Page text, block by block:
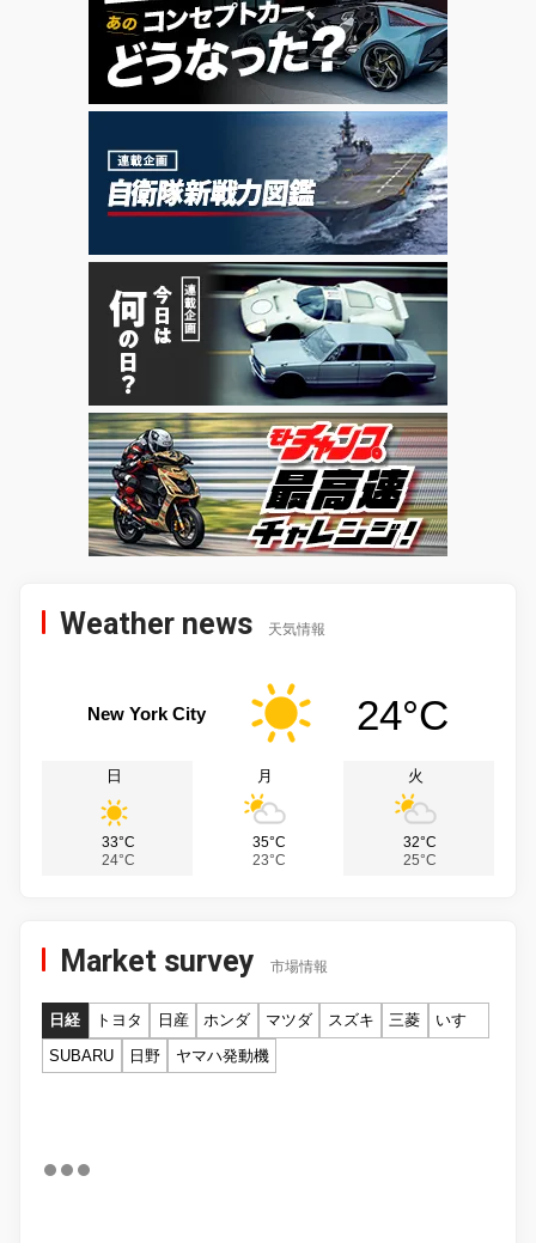
Weather news 天気情報
New York City 24°C
日
33°C
24°C
月
35°C
23°C
火
32°C
25°C
Market survey 市場情報
日経 トヨタ 日産 ホンダ マツダ スズキ 三菱
いすゞ
SUBARU
日野 ヤマハ発動機